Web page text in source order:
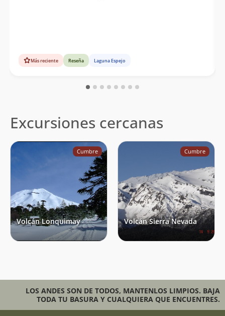
Más reciente Reseña Laguna Espejo
Excursiones cercanas
Cumbre
Volcán Lonquimay
Cumbre
Volcán Sierra Nevada
LOS ANDES SON DE TODOS, MANTENLOS LIMPIOS. BAJA
TODA TU BASURA Y CUALQUIERA QUE ENCUENTRES.